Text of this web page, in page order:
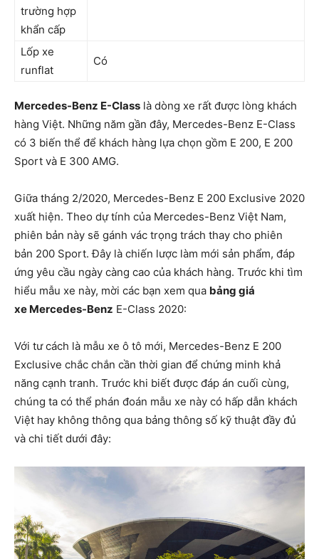
trường hợp
khẩn cấp
Lốp xe
runflat
Có
Mercedes-Benz E-Class là dòng xe rất được lòng khách
hàng Việt. Những năm gần đây, Mercedes-Benz E-Class
có 3 biến thể để khách hàng lựa chọn gồm E 200, E 200
Sport và E 300 AMG.
Giữa tháng 2/2020, Mercedes-Benz E 200 Exclusive 2020
xuất hiện. Theo dự tính của Mercedes-Benz Việt Nam,
phiên bản này sẽ gánh vác trọng trách thay cho phiên
bản 200 Sport. Đây là chiến lược làm mới sản phẩm, đáp
ứng yêu cầu ngày càng cao của khách hàng. Trước khi tìm
hiểu mẫu xe này, mời các bạn xem qua bảng giá
xe Mercedes-Benz E-Class 2020:
Với tư cách là mẫu xe ô tô mới, Mercedes-Benz E 200
Exclusive chắc chắn cần thời gian để chứng minh khả
năng cạnh tranh. Trước khi biết được đáp án cuối cùng,
chúng ta có thể phán đoán mẫu xe này có hấp dẫn khách
Việt hay không thông qua bảng thông số kỹ thuật đầy đủ
và chi tiết dưới đây: